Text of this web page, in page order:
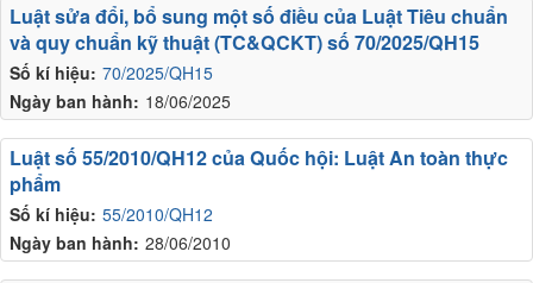
Số kí hiệu: 70/2025/QH15
Ngày ban hành: 18/06/2025
Luật sửa đổi, bổ sung một số điều của Luật Tiêu chuẩn
và quy chuẩn kỹ thuật (TC&QCKT) số 70/2025/QH15
Số kí hiệu: 55/2010/QH12
Ngày ban hành: 28/06/2010
Luật số 55/2010/QH12 của Quốc hội: Luật An toàn thực
phẩm